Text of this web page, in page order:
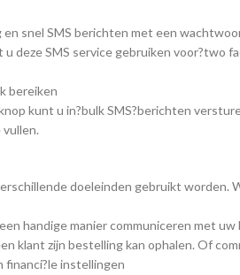
snel SMS berichten met een
deze SMS service gebruiken voor?two
bereiken
kunt u in?bulk SMS?berichten
doeleinden gebruikt worden.
handige manier communiceren met
klant zijn bestelling kan ophalen. Of
financi?le instellingen